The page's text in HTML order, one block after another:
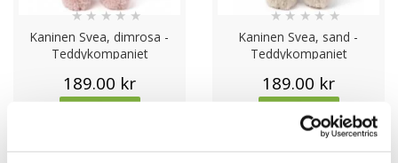
Kaninen Svea, dimrosa -
Teddykompaniet
★★ ★★★
189.00 kr
Kaninen Svea, sand -
Teddykompaniet
★★ ★ ★★
189.00 kr